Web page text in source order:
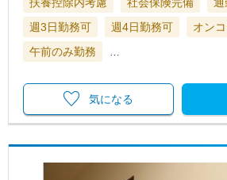
扶養控除内考慮 社会保険完備 通
週3日勤務可
週4日勤務可
オン
午前のみ勤務
…
気になる